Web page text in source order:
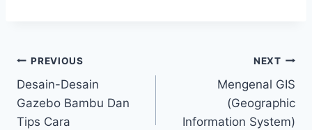
Post
navigation
PREVIOUS
Desain-Desain
Gazebo Bambu Dan
Tips Cara
NEXT
Mengenal GIS
(Geographic
Information System)